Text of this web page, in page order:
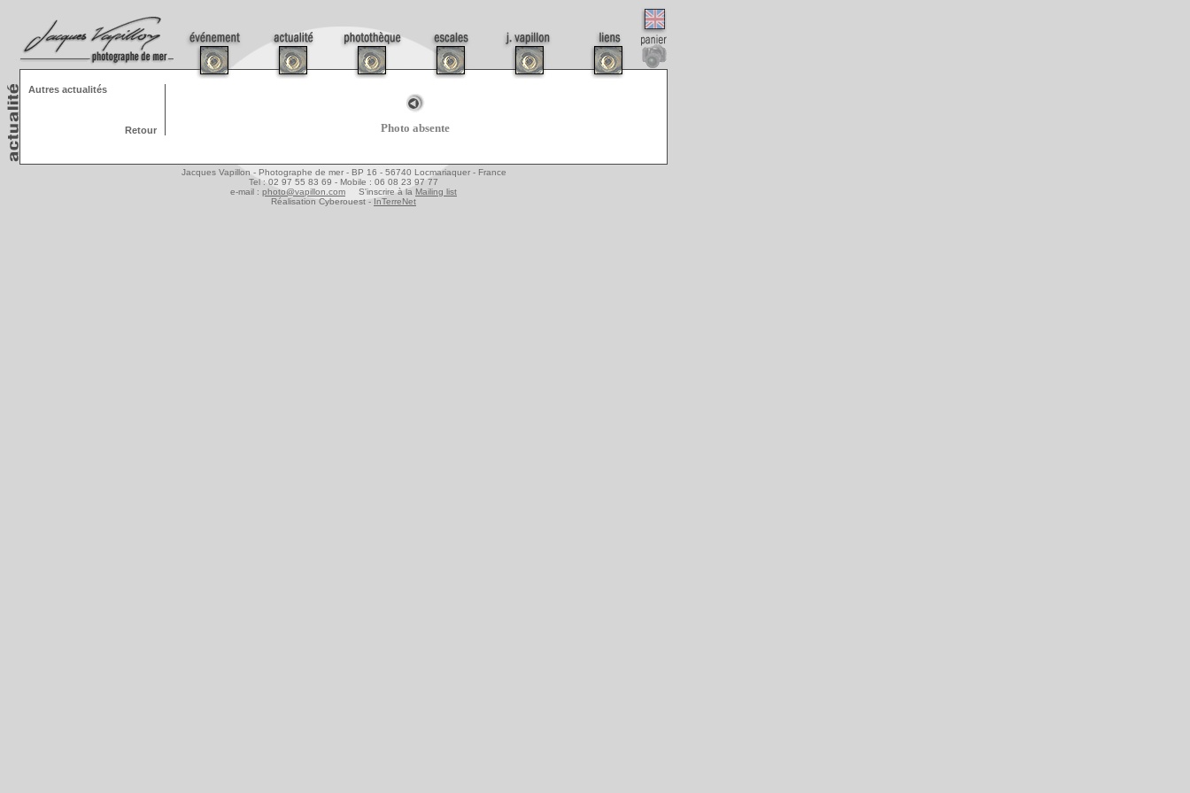
Autres actualités
Photo absente
Retour
Jacques Vapillon - Photographe de mer - BP 16 - 56740 Locmariaquer - France
Tel : 02 97 55 83 69 - Mobile : 06 08 23 97 77
e-mail : photo@vapillon.com S'inscrire à la Mailing list
Réalisation Cyberouest - InTerreNet